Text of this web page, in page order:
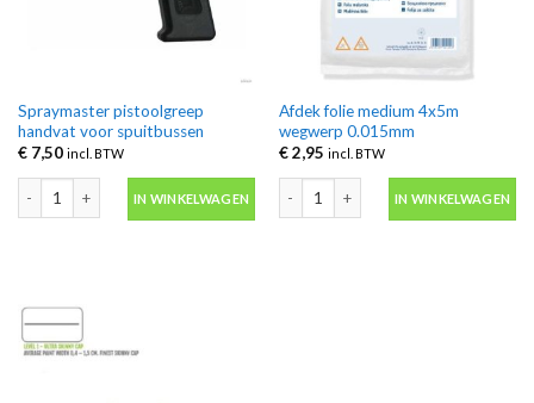
Spraymaster pistoolgreep
handvat voor spuitbussen
€7,50 incl. BTW
Spraymaster pistoolgreep handvat voor spuitbussen aantal
IN WINKELWAGEN
Afdek folie medium 4x5m
wegwerp 0.015mm
€2,95 incl. BTW
Afdek folie medium 4x5m wegwerp
IN WINKELWAGEN